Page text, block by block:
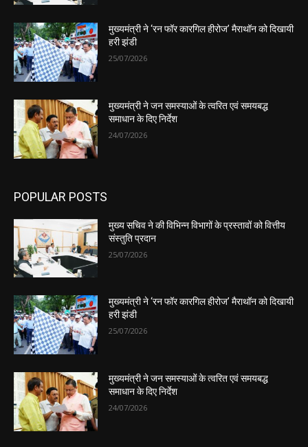
मुख्यमंत्री ने ‘रन फॉर कारगिल हीरोज’ मैराथॉन को दिखायी
हरी झंडी
25/07/2026
मुख्यमंत्री ने जन समस्याओं के त्वरित एवं समयबद्ध
समाधान के दिए निर्देश
24/07/2026
POPULAR POSTS
मुख्य सचिव ने की विभिन्न विभागों के प्रस्तावों को वित्तीय
संस्तुति प्रदान
25/07/2026
मुख्यमंत्री ने ‘रन फॉर कारगिल हीरोज’ मैराथॉन को दिखायी
हरी झंडी
25/07/2026
मुख्यमंत्री ने जन समस्याओं के त्वरित एवं समयबद्ध
समाधान के दिए निर्देश
24/07/2026